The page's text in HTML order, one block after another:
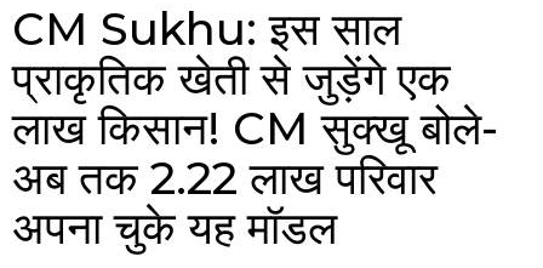
CM Sukhu: इस साल
प्राकृतिक खेती से जुड़ेंगे एक
लाख किसान! CM सुक्खू बोले-
अब तक 2.22 लाख परिवार
अपना चुके यह मॉडल